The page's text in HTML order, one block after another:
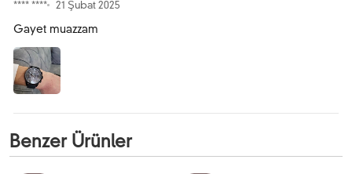
**** **** 21 Şubat 2025
Gayet muazzam
Benzer Ürünler